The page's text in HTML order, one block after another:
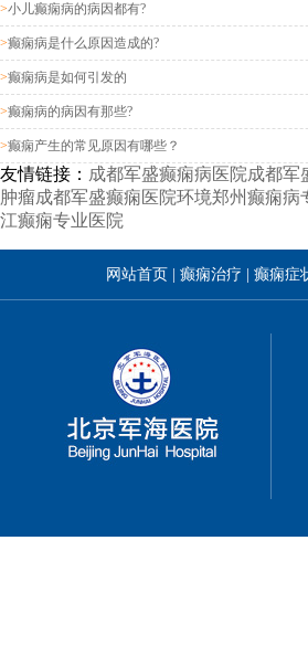
>小儿癫痫病的病因都有?
>癫痫病是什么原因造成的?
>癫痫病是如何引发的
>癫痫病的病因有那些?
>癫痫产生的常见原因有哪些？
友情链接： 成都军盛癫痫病医院成都军
肿瘤成都军盛癫痫医院环境郑州癫痫病
江癫痫专业医院
网站首页 |癫痫治疗 |癫痫症